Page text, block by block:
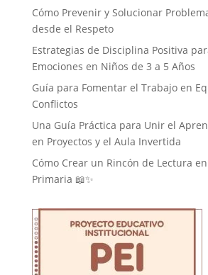
Cómo Prevenir y Solucionar
desde el Respeto
Estrategias de Disciplina Positiva
Emociones en Niños de 3 a 5 Años
Guía para Fomentar el Trabajo en
Conflictos
Una Guía Práctica para Unir el
en Proyectos y el Aula Invertida
Cómo Crear un Rincón de Lectura
Primaria 📖✨